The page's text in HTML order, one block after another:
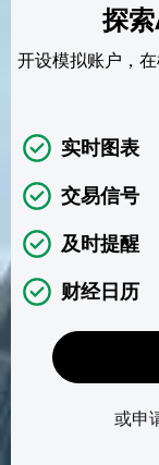
探
开设模拟账户，
实时图表
交易信号
及时提醒
财经日历